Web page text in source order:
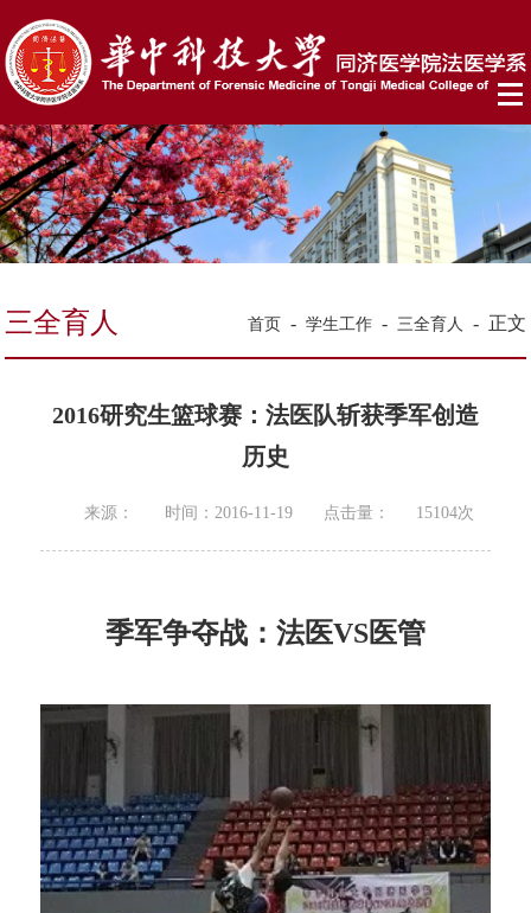
三全育人 首页 - 学生工作 - 三全育人 - 正文
2016研究生篮球赛：法医队斩获季军创造
历史
来源： 时间：2016-11-19 点击量： 15104次
季军争夺战：法医VS医管